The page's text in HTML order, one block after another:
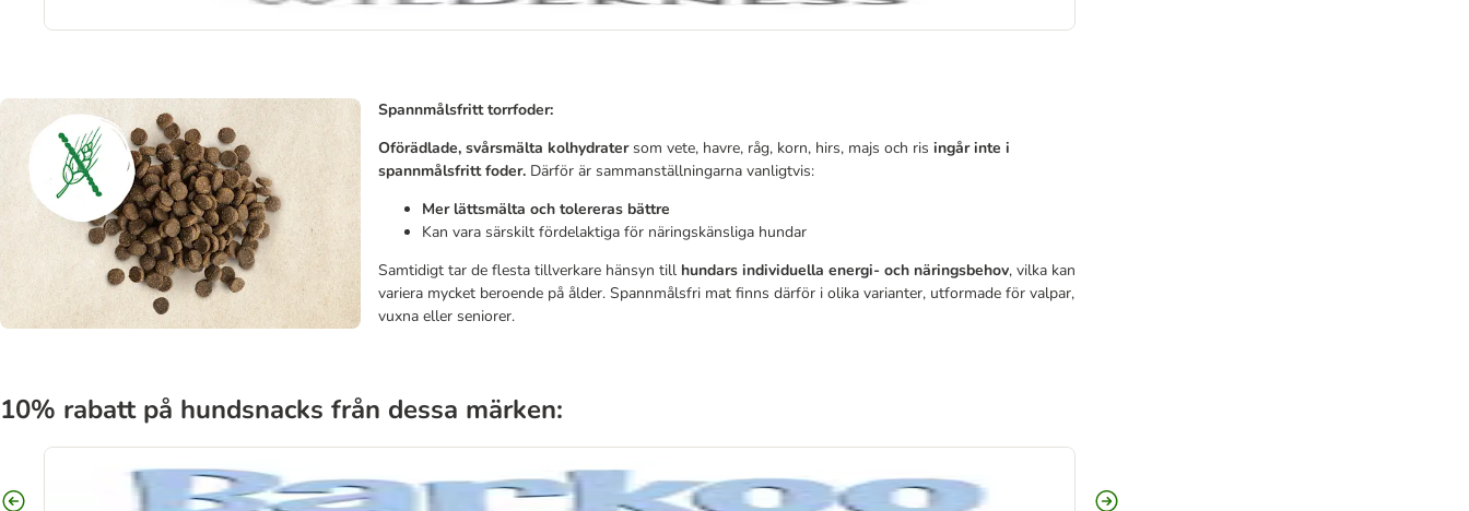
Spannmålsfritt torrfoder:
Oförädlade, svårsmälta kolhydrater som vete, havre, råg, korn, hirs, majs och ris ingår inte i
spannmålsfritt foder. Därför är sammanställningarna vanligtvis:
Mer lättsmälta och tolereras bättre
Kan vara särskilt fördelaktiga för näringskänsliga hundar
Samtidigt tar de flesta tillverkare hänsyn till hundars individuella energi- och näringsbehov, vilka kan
variera mycket beroende på ålder. Spannmålsfri mat finns därför i olika varianter, utformade för valpar,
vuxna eller seniorer.
10% rabatt på hundsnacks från dessa märken: